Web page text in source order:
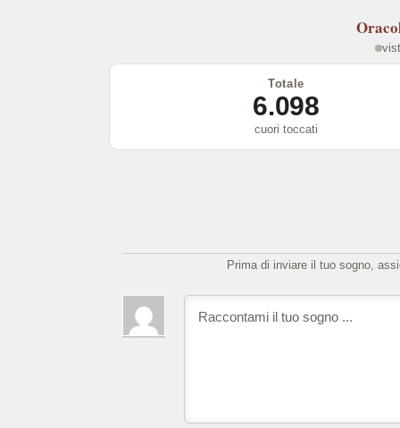
Totale
6.098
cuori toccati
Prima di inviare il tuo sogno,